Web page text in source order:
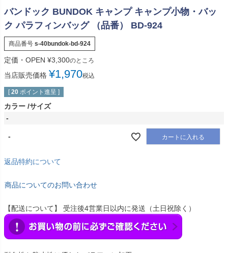
バンドック BUNDOK キャンプ キャンプ小物・バッ
ク パラフィンバッグ （品番） BD-924
商品番号 s-40bundok-bd-924
定価・OPEN ¥3,300のところ
当店販売価格 ¥1,970税込
[ 20 ポイント進呈 ]
カラー サイズ
-
- カートに入れる
返品特約について
商品についてのお問い合わせ
【配送について】 受注後4営業日以内に発送（土日祝除く）